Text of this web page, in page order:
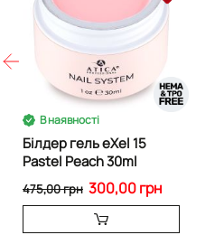
В наявності
Білдер гель eXel 15
Pastel Peach 30ml
300,00 грн
475,00 грн